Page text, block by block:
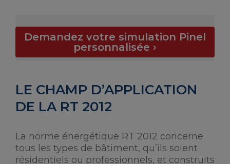
Demandez votre simulation Pinel
personnalisée ›
LE CHAMP D’APPLICATION
DE LA RT 2012
La norme énergétique RT 2012 concerne
tous les types de bâtiment, qu’ils soient
résidentiels ou professionnels, et construits